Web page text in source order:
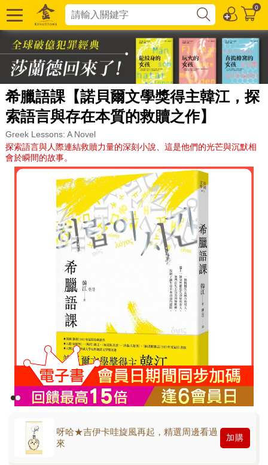
0
希臘語課【諾貝爾文學獎得主韓江，探
索語言與存在本質的救贖之作】
Greek Lessons: A Novel
探索語言與人際連結救贖力量的深刻小說、這是他們的光芒與沉默相
會於瞬間的故事。
呀哈★吉伊卡哇旋風再起，精選周邊看過
來
加購